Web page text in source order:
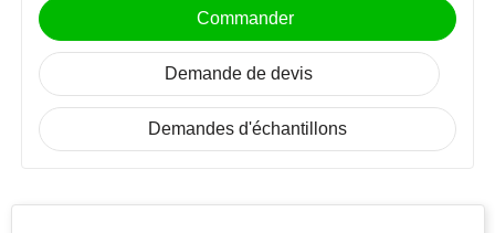
Vinga
Waterman
Commander
Demande de devis
Demandes d'échantillons